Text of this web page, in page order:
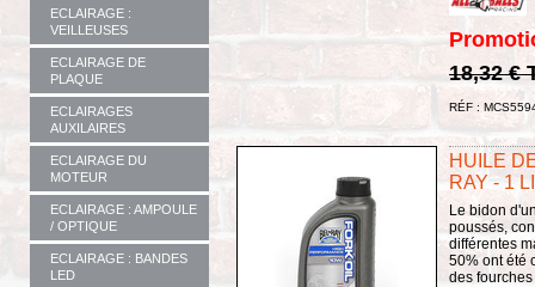
ECLAIRAGE :
VEILLEUSES
ECLAIRAGE DE
PLAQUE
ECLAIRAGES
AUXILAIRES
ECLAIRAGE DU
MOTEUR
ECLAIRAGE : AMPOULE
/ OPTIQUE
ECLAIRAGE : BANDES
LED
18,32 €
RÉF :
HUILE
RAY - 1
Le bidon
poussés,
différentes
50% ont été
des